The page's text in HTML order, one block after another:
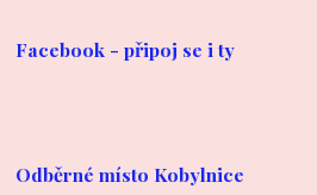
Facebook - připoj se i ty
Odběrné místo Kobylnice